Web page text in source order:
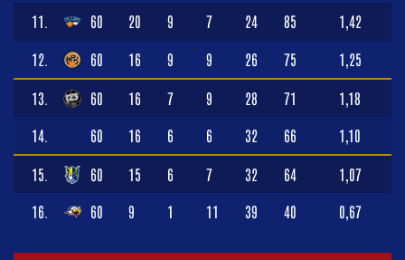
11. 60 20 9 7 24 85 1,42
12. 60 16 9 9 26 75 1,25
13. 60 16 7 9 28 71 1,18
14. 60 16 6 6 32 66 1,10
15. 60 15 6 7 32 64 1,07
16. 60 9 1 11 39 40 0,67